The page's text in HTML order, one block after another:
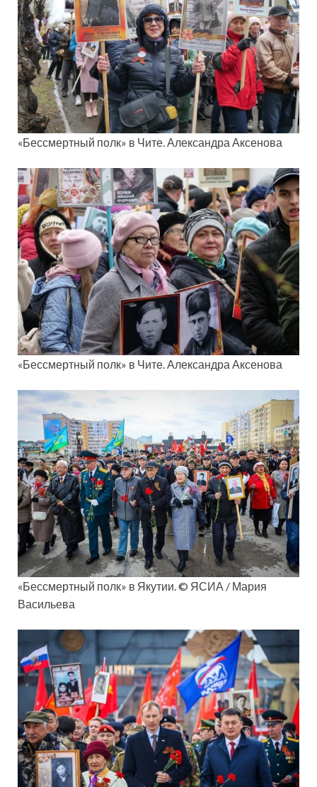
«Бессмертный полк» в Чите. Александра Аксенова
«Бессмертный полк» в Чите. Александра Аксенова
«Бессмертный полк» в Якутии. © ЯСИА / Мария
Васильева